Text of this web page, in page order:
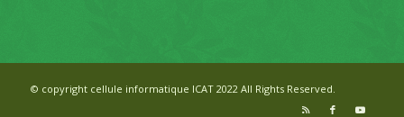
© copyright cellule informatique ICAT 2022 All Rights Reserved.